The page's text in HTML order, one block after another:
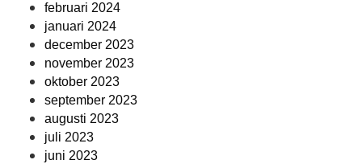
februari 2024
januari 2024
december 2023
november 2023
oktober 2023
september 2023
augusti 2023
juli 2023
juni 2023